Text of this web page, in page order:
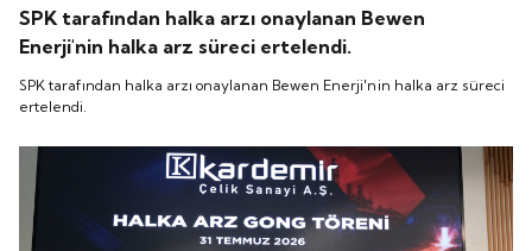
SPK tarafından halka arzı onaylanan Bewen
Enerji'nin halka arz süreci ertelendi.
SPK tarafından halka arzı onaylanan Bewen Enerji'nin halka arz süreci
ertelendi.